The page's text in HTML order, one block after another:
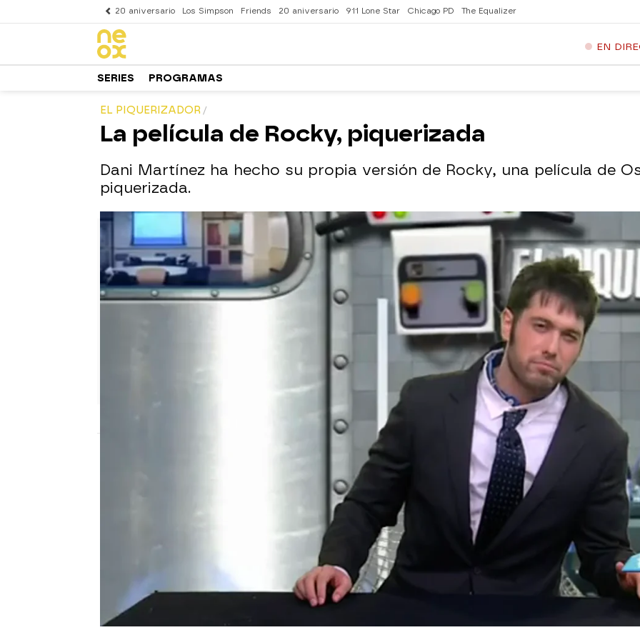
20 aniversario Los Simpson Friends 20 aniversario 911 Lone Star Chicago PD The Equalizer
EN
SERIES PROGRAMAS
EL PIQUERIZADOR
La película de Rocky, piquerizada
Dani Martínez ha hecho su propia versión de Rocky, una película de
piquerizada.
WhatsappFacebook